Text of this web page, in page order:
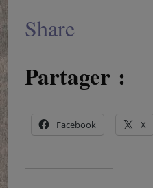
Share
Partager :
Facebook X